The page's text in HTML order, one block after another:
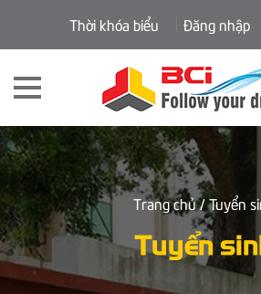
Thời khóa biểu Đăng nhập
Trang chủ/ Tuyển
Tuyển